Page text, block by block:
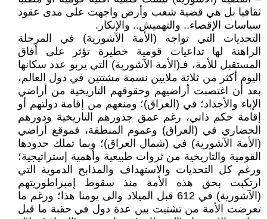
ثقافيا بل هي قضية شعب وأرض واجهت على مدى عقود
سياسات الإقصاء.. والتهميش.. والإنكار.
التحديات التي تواجه (الأمة الآشورية) في المرحلة
الراهنة لها تداعيات قومية خطيرة تؤثر على أفاق
المستقبل للأمة، فـ(الأمة الآشورية) التي يربو عدد سكانها
اليوم أكثر من ثلاثة ملايين نسمة مشتتين في دول العالم،
بعد أن اغتصبت أراضيهم وحقوقهم التاريخية من أراضي
الإباء والأجداد؛ في (العراق)؛ ومنعهم من إقامة دولتهم أو
إقامة حكم ذاتي، رغم عمق جذورهم التاريخية ودورهم
الحضاري في (العراق) وعموم المنطقة، فموقع أراضي
(الأمة الآشورية) في (شمال العراق)؛ وبما تملك حدودها
القومية والتاريخية من ثروات طبيعية وأهمية إستراتيجية؛
ورغم كل التحديات والاستهداف والمذابح الدموية التي
ارتكبت بحق هذه الأمة منذ سقوط إمبراطوريتهم
(الآشورية) في 612 قبل الميلاد والى يومنا هذا؛ ورغم ما
تعرضت الأمة من تشتيت بين عدة دول في حقبة ما قبل